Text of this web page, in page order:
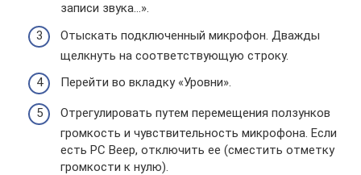
записи звука…».
Отыскать подключенный микрофон. Дважды
щелкнуть на соответствующую строку.
Перейти во вкладку «Уровни».
Отрегулировать путем перемещения ползунков
громкость и чувствительность микрофона. Если
есть PC Beep, отключить ее (сместить отметку
громкости к нулю).